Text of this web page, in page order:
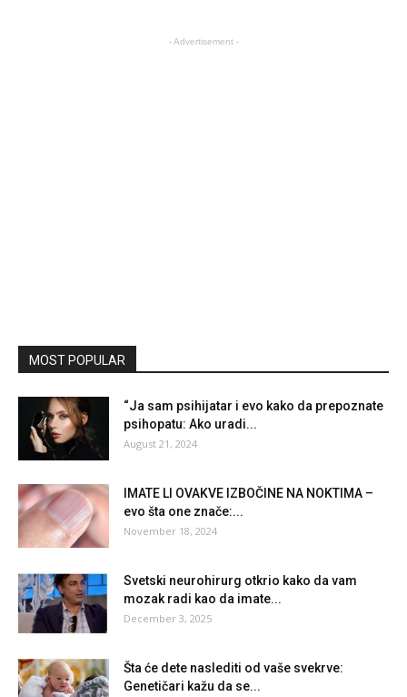
- Advertisement -
MOST POPULAR
“Ja sam psihijatar i evo kako da prepoznate
psihopatu: Ako uradi...
August 21, 2024
IMATE LI OVAKVE IZBOČINE NA NOKTIMA –
evo šta one znače:...
November 18, 2024
Svetski neurohirurg otkrio kako da vam
mozak radi kao da imate...
December 3, 2025
Šta će dete naslediti od vaše svekrve:
Genetičari kažu da se...